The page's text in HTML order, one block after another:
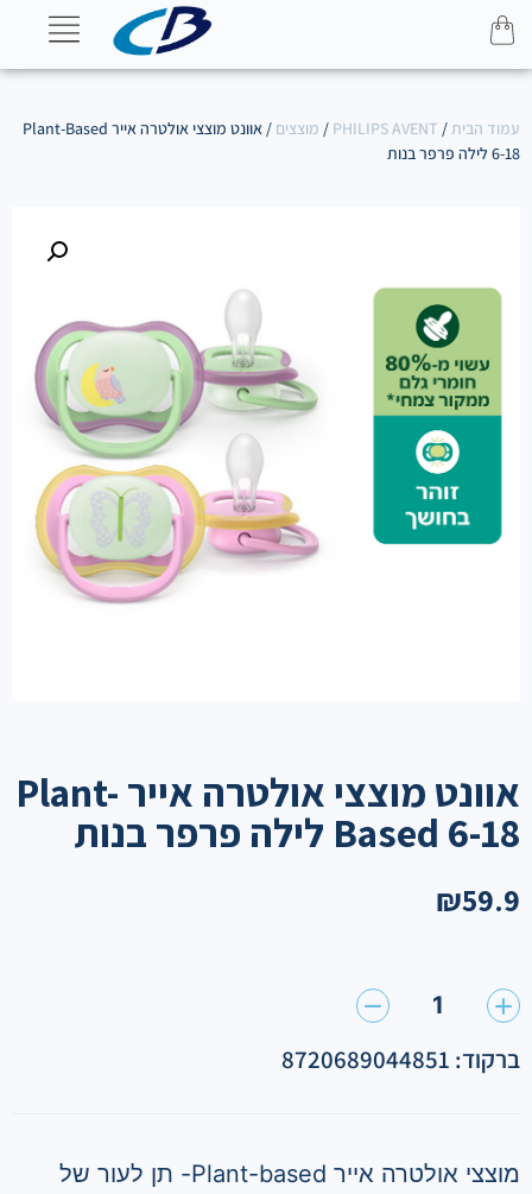
עמוד הבית/
PHILIPS AVENT
/ מוצצים
/ אוונט מוצצי אולטרה אייר Plant-Based
6-18 לילה פרפר בנות
אוונט מוצצי אולטרה אייר Plant-
Based 6-18 לילה פרפר בנות
₪59.9
1
ברקוד: 8720689044851
מוצצי אולטרה אייר Plant-based- תן לעור של